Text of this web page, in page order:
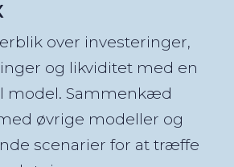
over investeringer,
og likviditet med en
model. Sammenkæd
øvrige modeller og
scenarier for at træffe